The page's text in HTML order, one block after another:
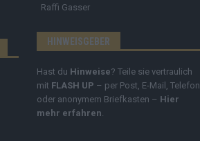
Raffi Gasser
HINWEISGEBER
Hast du Hinweise? Teile sie vertraulich
mit FLASH UP – per Post, E-Mail, Telefon
oder anonymem Briefkasten – Hier
mehr erfahren.